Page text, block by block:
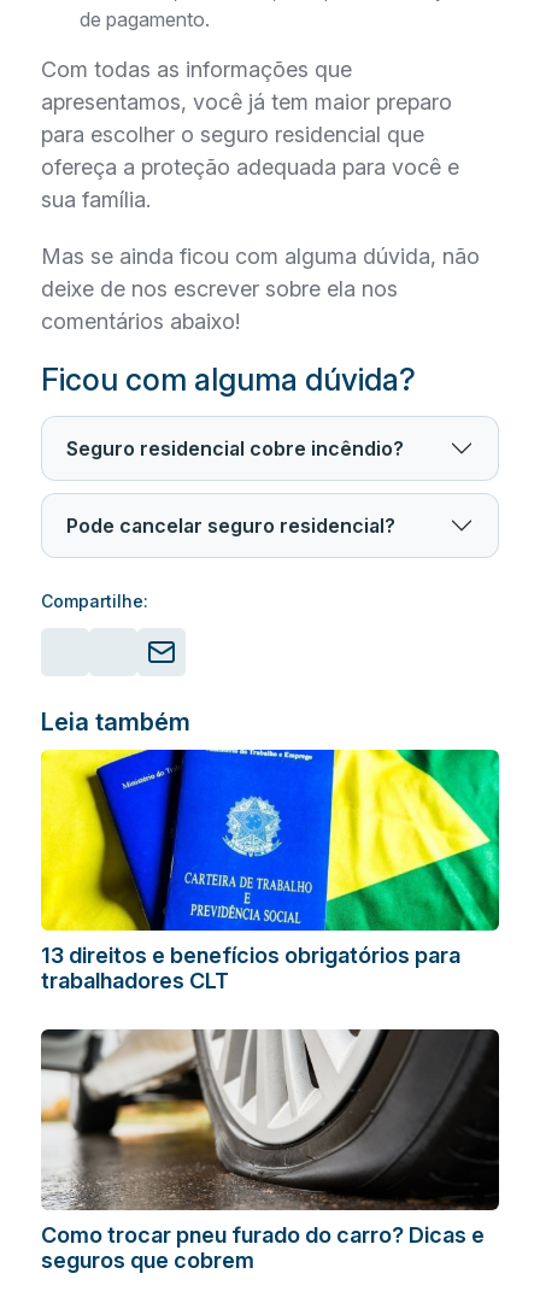
de pagamento.
Com todas as informações que
apresentamos, você já tem maior preparo
para escolher o seguro residencial que
ofereça a proteção adequada para você e
sua família.
Mas se ainda ficou com alguma dúvida, não
deixe de nos escrever sobre ela nos
comentários abaixo!
Ficou com alguma dúvida?
Seguro residencial cobre incêndio?
Pode cancelar seguro residencial?
Compartilhe:
Leia também
13 direitos e benefícios obrigatórios para
trabalhadores CLT
Como trocar pneu furado do carro? Dicas e
seguros que cobrem